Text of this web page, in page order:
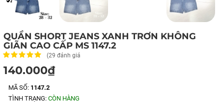
QUẦN SHORT JEANS XANH TRƠN KHÔNG
GIÃN CAO CẤP MS 1147.2
(29 đánh giá
140.000₫
MÃ SỐ: 1147.2
TÌNH TRẠNG:CÒN HÀNG